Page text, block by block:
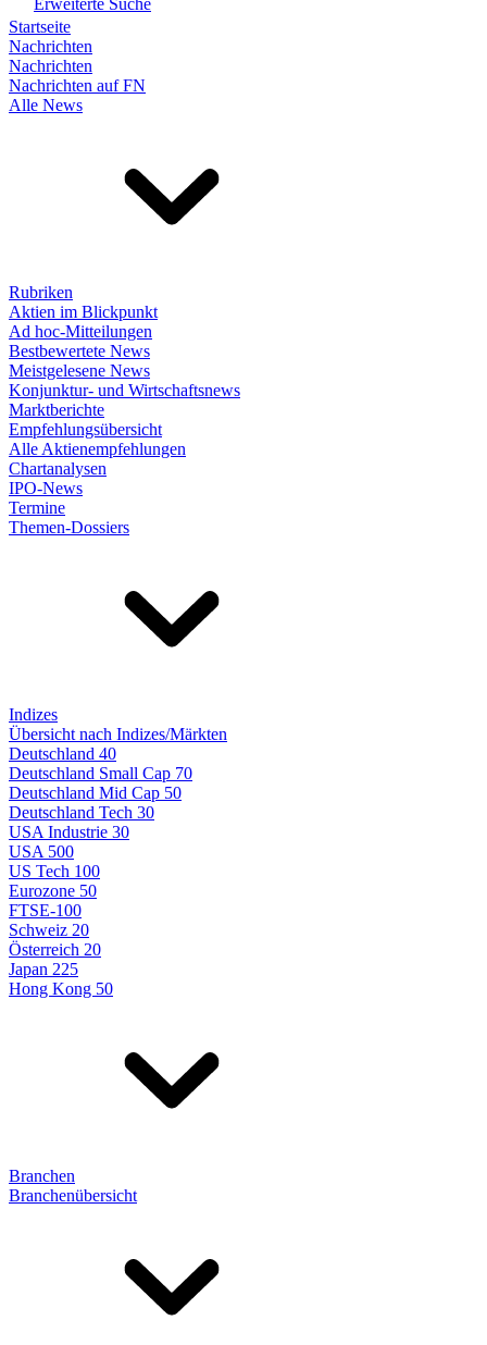
Erweiterte Suche
Startseite
Nachrichten
Nachrichten
Nachrichten auf FN
Alle News
Rubriken
Aktien im Blickpunkt
Ad hoc-Mitteilungen
Bestbewertete News
Meistgelesene News
Konjunktur- und Wirtschaftsnews
Marktberichte
Empfehlungsübersicht
Alle Aktienempfehlungen
Chartanalysen
IPO-News
Termine
Themen-Dossiers
Indizes
Übersicht nach Indizes/Märkten
Deutschland 40
Deutschland Small Cap 70
Deutschland Mid Cap 50
Deutschland Tech 30
USA Industrie 30
USA 500
US Tech 100
Eurozone 50
FTSE-100
Schweiz 20
Österreich 20
Japan 225
Hong Kong 50
Branchen
Branchenübersicht